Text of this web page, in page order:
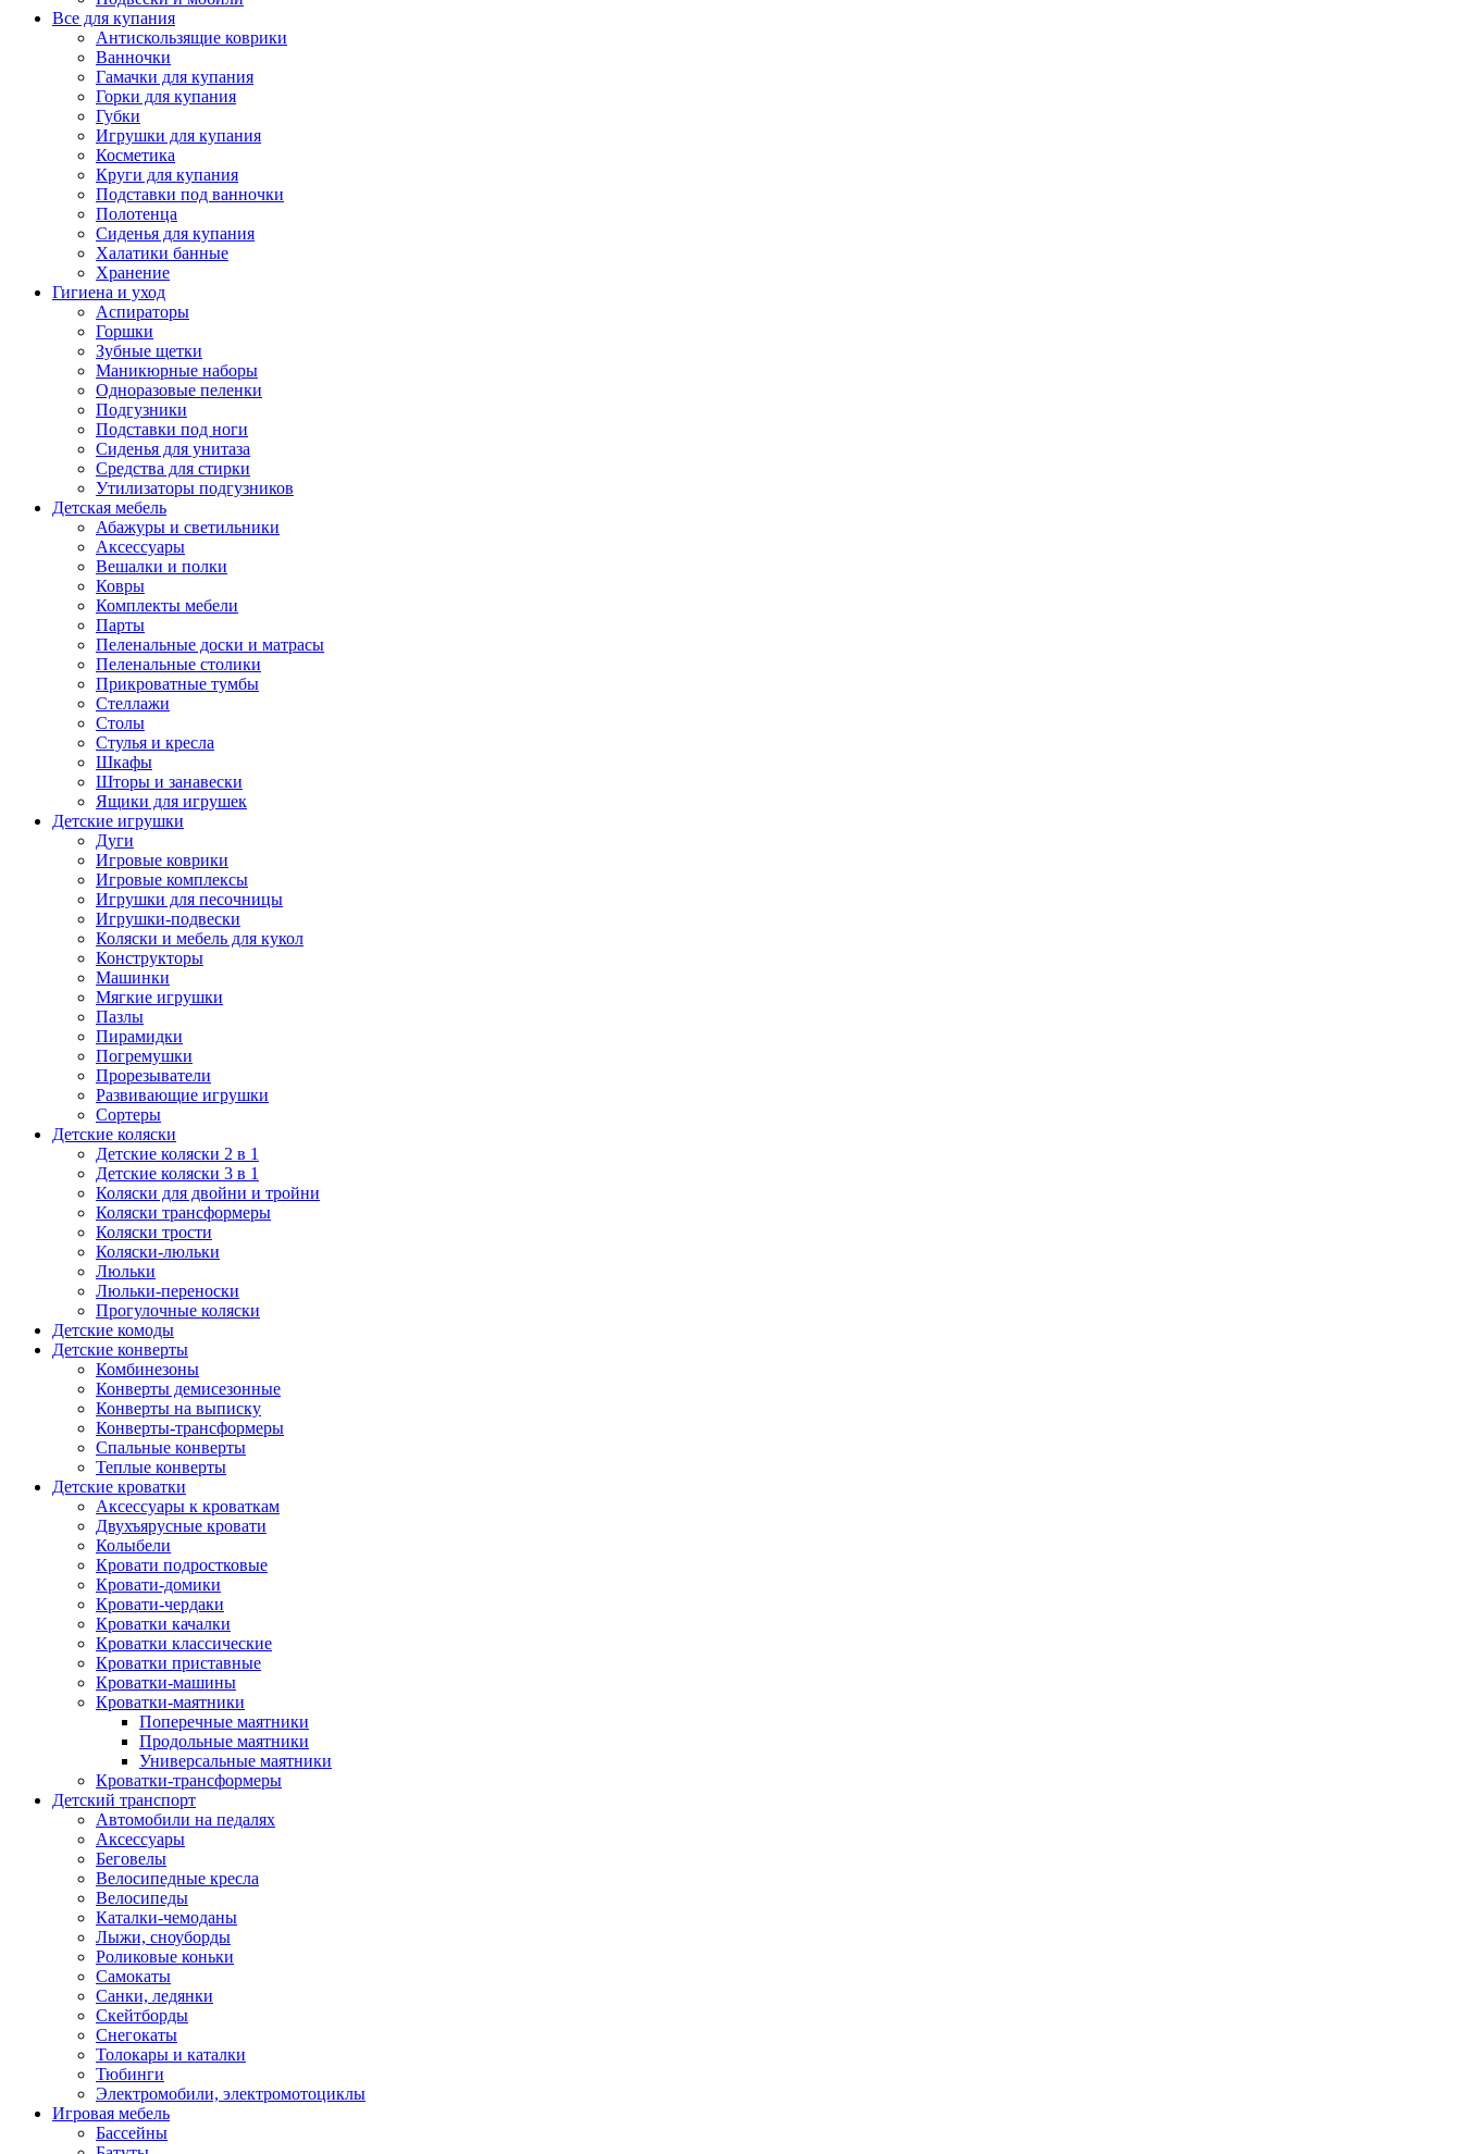
Все для купания
Антискользящие коврики
Ванночки
Гамачки для купания
Горки для купания
Губки
Игрушки для купания
Косметика
Круги для купания
Подставки под ванночки
Полотенца
Сиденья для купания
Халатики банные
Хранение
Гигиена и уход
Аспираторы
Горшки
Зубные щетки
Маникюрные наборы
Одноразовые пеленки
Подгузники
Подставки под ноги
Сиденья для унитаза
Средства для стирки
Утилизаторы подгузников
Детская мебель
Абажуры и светильники
Аксессуары
Вешалки и полки
Ковры
Комплекты мебели
Парты
Пеленальные доски и матрасы
Пеленальные столики
Прикроватные тумбы
Стеллажи
Столы
Стулья и кресла
Шкафы
Шторы и занавески
Ящики для игрушек
Детские игрушки
Дуги
Игровые коврики
Игровые комплексы
Игрушки для песочницы
Игрушки-подвески
Коляски и мебель для кукол
Конструкторы
Машинки
Мягкие игрушки
Пазлы
Пирамидки
Погремушки
Прорезыватели
Развивающие игрушки
Сортеры
Детские коляски
Детские коляски 2 в 1
Детские коляски 3 в 1
Коляски для двойни и тройни
Коляски трансформеры
Коляски трости
Коляски-люльки
Люльки
Люльки-переноски
Прогулочные коляски
Детские комоды
Детские конверты
Комбинезоны
Конверты демисезонные
Конверты на выписку
Конверты-трансформеры
Спальные конверты
Теплые конверты
Детские кроватки
Аксессуары к кроваткам
Двухъярусные кровати
Колыбели
Кровати подростковые
Кровати-домики
Кровати-чердаки
Кроватки качалки
Кроватки классические
Кроватки приставные
Кроватки-машины
Кроватки-маятники
Поперечные маятники
Продольные маятники
Универсальные маятники
Кроватки-трансформеры
Детский транспорт
Автомобили на педалях
Аксессуары
Беговелы
Велосипедные кресла
Велосипеды
Каталки-чемоданы
Лыжи, сноуборды
Роликовые коньки
Самокаты
Санки, ледянки
Скейтборды
Снегокаты
Толокары и каталки
Тюбинги
Электромобили, электромотоциклы
Игровая мебель
Бассейны